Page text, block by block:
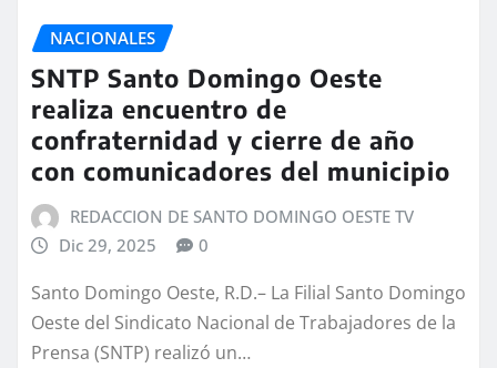
NACIONALES
SNTP Santo Domingo Oeste
realiza encuentro de
confraternidad y cierre de año
con comunicadores del municipio
REDACCION DE SANTO DOMINGO OESTE TV
Dic 29, 2025
0
Santo Domingo Oeste, R.D.– La Filial Santo Domingo
Oeste del Sindicato Nacional de Trabajadores de la
Prensa (SNTP) realizó un…